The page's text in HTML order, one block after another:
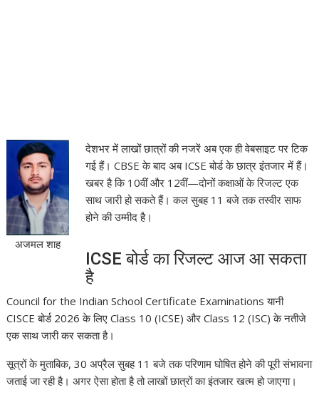
अजमल शाह
देशभर में लाखों छात्रों की नजरें अब एक ही वेबसाइट पर टिक
गई हैं। CBSE के बाद अब ICSE बोर्ड के छात्र इंतजार में हैं।
खबर है कि 10वीं और 12वीं—दोनों कक्षाओं के रिजल्ट एक
साथ जारी हो सकते हैं। कल सुबह 11 बजे तक तस्वीर साफ
होने की उम्मीद है।
ICSE बोर्ड का रिजल्ट आज आ सकता
है
Council for the Indian School Certificate Examinations यानी
CISCE बोर्ड 2026 के लिए Class 10 (ICSE) और Class 12 (ISC) के नतीजे
एक साथ जारी कर सकता है।
सूत्रों के मुताबिक, 30 अप्रैल सुबह 11 बजे तक परिणाम घोषित होने की पूरी संभावना
जताई जा रही है। अगर ऐसा होता है तो लाखों छात्रों का इंतजार खत्म हो जाएगा।